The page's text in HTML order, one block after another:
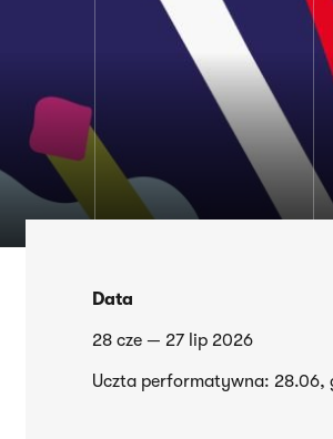
Data
28 cze — 27 lip 2026
Uczta performatywna: 28.06,